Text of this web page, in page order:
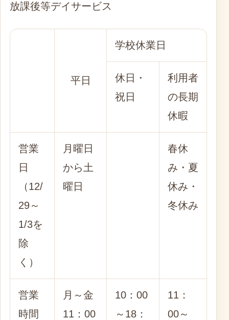
放課後等デイサービス
平日
学校休業日
休日・
祝日
利用者
の長期
休暇
営業
日
（12/
29～
1/3を
除
く）
月曜日
から土
曜日
春休
み・夏
休み・
冬休み
営業
時間
月～金
11：00
10：00
～18：
11：
00～